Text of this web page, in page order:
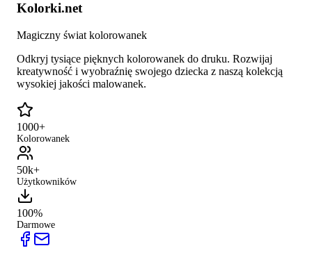
Kolorki.net
Magiczny świat kolorowanek
Odkryj tysiące pięknych kolorowanek do druku. Rozwijaj
kreatywność i wyobraźnię swojego dziecka z naszą kolekcją
wysokiej jakości malowanek.
1000+
Kolorowanek
50k+
Użytkowników
100%
Darmowe